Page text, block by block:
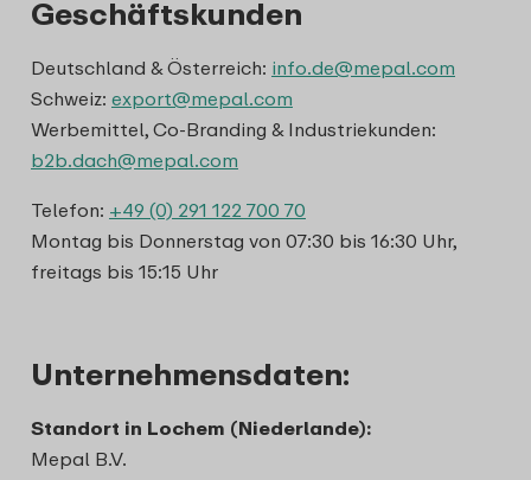
Geschäftskunden
Deutschland & Österreich: info.de@mepal.com
Schweiz: export@mepal.com
Werbemittel, Co-Branding & Industriekunden:
b2b.dach@mepal.com
Telefon: +49 (0) 291 122 700 70
Montag bis Donnerstag von 07:30 bis 16:30 Uhr,
freitags bis 15:15 Uhr
Unternehmensdaten:
Standort in Lochem (Niederlande):
Mepal B.V.